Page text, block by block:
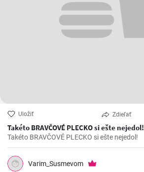
Uložiť Zdieľať
Takéto BRAVČOVÉ PLECKO si ešte nejedol!
Takéto BRAVČOVÉ PLECKO si ešte nejedol!
Varim_Susmevom